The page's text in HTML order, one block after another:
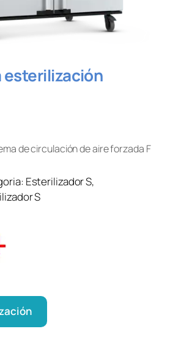
esterilización
de circulación de aire forzada F
Esterilizador S
S